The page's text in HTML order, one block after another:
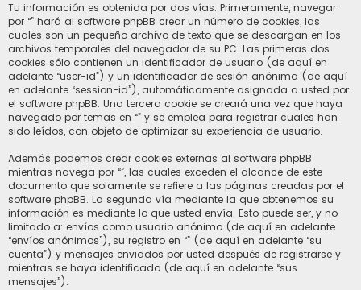
Tu información es obtenida por dos vías. Primeramente, navegar
por “” hará al software phpBB crear un número de cookies, las
cuales son un pequeño archivo de texto que se descargan en los
archivos temporales del navegador de su PC. Las primeras dos
cookies sólo contienen un identificador de usuario (de aquí en
adelante “user-id”) y un identificador de sesión anónima (de aquí
en adelante “session-id”), automáticamente asignada a usted por
el software phpBB. Una tercera cookie se creará una vez que haya
navegado por temas en “” y se emplea para registrar cuales han
sido leídos, con objeto de optimizar su experiencia de usuario.
Además podemos crear cookies externas al software phpBB
mientras navega por “”, las cuales exceden el alcance de este
documento que solamente se refiere a las páginas creadas por el
software phpBB. La segunda vía mediante la que obtenemos su
información es mediante lo que usted envía. Esto puede ser, y no
limitado a: envíos como usuario anónimo (de aquí en adelante
“envíos anónimos”), su registro en “” (de aquí en adelante “su
cuenta”) y mensajes enviados por usted después de registrarse y
mientras se haya identificado (de aquí en adelante “sus
mensajes”).